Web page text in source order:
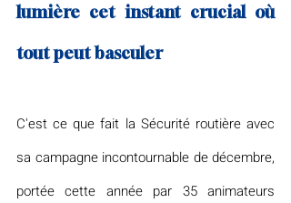
lumière cet instant crucial où
tout peut basculer
C'est ce que fait la Sécurité routière avec
sa campagne incontournable de décembre,
portée cette année par 35 animateurs